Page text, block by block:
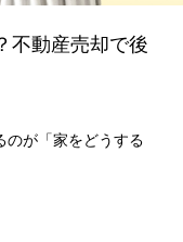
不動産売却で後
のが「家をどうする